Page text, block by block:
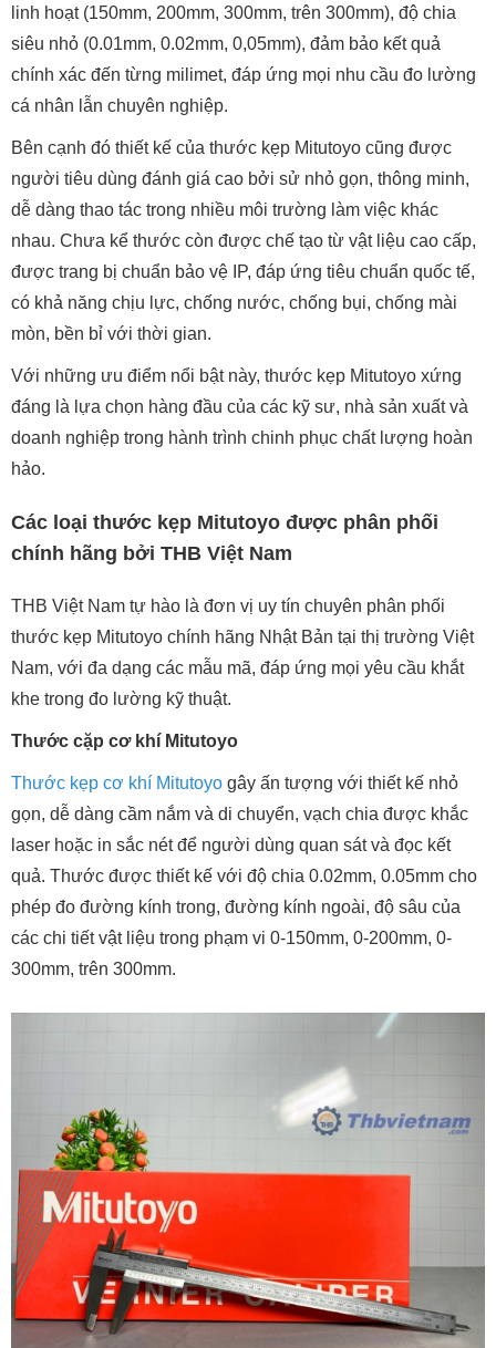
linh hoạt (150mm, 200mm, 300mm, trên 300mm), độ chia
siêu nhỏ (0.01mm, 0.02mm, 0,05mm), đảm bảo kết quả
chính xác đến từng milimet, đáp ứng mọi nhu cầu đo lường
cá nhân lẫn chuyên nghiệp.
Bên cạnh đó thiết kế của thước kẹp Mitutoyo cũng được
người tiêu dùng đánh giá cao bởi sử nhỏ gọn, thông minh,
dễ dàng thao tác trong nhiều môi trường làm việc khác
nhau. Chưa kể thước còn được chế tạo từ vật liệu cao cấp,
được trang bị chuẩn bảo vệ IP, đáp ứng tiêu chuẩn quốc tế,
có khả năng chịu lực, chống nước, chống bụi, chống mài
mòn, bền bỉ với thời gian.
Với những ưu điểm nổi bật này, thước kẹp Mitutoyo xứng
đáng là lựa chọn hàng đầu của các kỹ sư, nhà sản xuất và
doanh nghiệp trong hành trình chinh phục chất lượng hoàn
hảo.
Các loại thước kẹp Mitutoyo được phân phối
chính hãng bởi THB Việt Nam
THB Việt Nam tự hào là đơn vị uy tín chuyên phân phối
thước kẹp Mitutoyo chính hãng Nhật Bản tại thị trường Việt
Nam, với đa dạng các mẫu mã, đáp ứng mọi yêu cầu khắt
khe trong đo lường kỹ thuật.
Thước cặp cơ khí Mitutoyo
Thước kẹp cơ khí Mitutoyo gây ấn tượng với thiết kế nhỏ
gọn, dễ dàng cầm nắm và di chuyển, vạch chia được khắc
laser hoặc in sắc nét để người dùng quan sát và đọc kết
quả. Thước được thiết kế với độ chia 0.02mm, 0.05mm cho
phép đo đường kính trong, đường kính ngoài, độ sâu của
các chi tiết vật liệu trong phạm vi 0-150mm, 0-200mm, 0-
300mm, trên 300mm.